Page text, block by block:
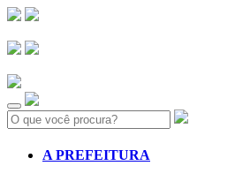
Search:
A PREFEITURA